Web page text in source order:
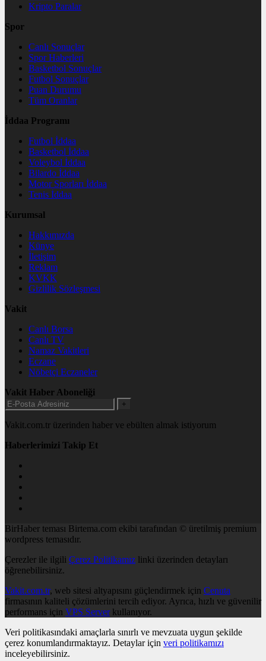
Kripto Paralar
Spor
Canlı Sonuçlar
Spor Haberleri
Basketbol Sonuçlar
Futbol Sonuçlar
Puan Durumu
Tüm Oranlar
İddaa Programı
Futbol İddaa
Basketbol İddaa
Voleybol İddaa
Bilardo İddaa
Motor Sporları İddaa
Tenis İddaa
Kurumsal
Hakkımızda
Künye
İletişim
Reklam
KVKK
Gizlilik Sözleşmesi
Vakit
Canlı Borsa
Canlı TV
Namaz Vakitleri
Eczane
Nöbetçi Eczaneler
Vakit Haber Aboneliği
+
Vakit.com.tr üzerinden haber ve ebülten almak istiyorum
Haberlerimizi Takip Et
BirHaber teması Birtema.com ekibi tarafından © üretilmiş premium
wordpress temasıdır.
Çerezler ile ilgili Çerez Politikamız linki üzerinden detayları
öğrenebilirsiniz.
Vakit.com.tr, web sitesi altyapısını güçlendirmek için Cenuta
firmasının kaliteli çözümlerini tercih ediyor. Ayrıca, hızlı ve güvenilir
performans için VPS Serverkullanıyor.
Veri politikasındaki amaçlarla sınırlı ve mevzuata uygun şekilde
çerez konumlandırmaktayız. Detaylar için veri politikamızı
inceleyebilirsiniz.